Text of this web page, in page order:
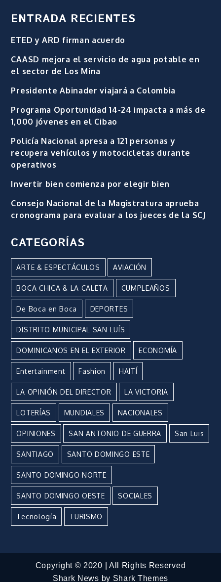
ENTRADA RECIENTES
ETED y ARD firman acuerdo
CAASD mejora el servicio de agua potable en
el sector de Los Mina
Presidente Abinader viajará a Colombia
Programa Oportunidad 14-24 impacta a más de
1,000 jóvenes en el Cibao
Policía Nacional apresa a 121 personas y
recupera vehículos y motocicletas durante
operativos
Invertir bien comienza por elegir bien
Consejo Nacional de la Magistratura aprueba
cronograma para evaluar a los jueces de la SCJ
CATEGORÍAS
ARTE & ESPECTÁCULOS AVIACIÓN
BOCA CHICA & LA CALETA CUMPLEAÑOS
De Boca en Boca DEPORTES
DISTRITO MUNICIPAL SAN LUÍS
DOMINICANOS EN EL EXTERIOR ECONOMÍA
Entertainment Fashion HAITÍ
LA OPINIÓN DEL DIRECTOR LA VICTORIA
LOTERÍAS MUNDIALES NACIONALES
OPINIONES SAN ANTONIO DE GUERRA San Luis
SANTIAGO SANTO DOMINGO ESTE
SANTO DOMINGO NORTE
SANTO DOMINGO OESTE SOCIALES
Tecnología TURISMO
Copyright © 2020 | All Rights Reserved
Shark News by Shark Themes